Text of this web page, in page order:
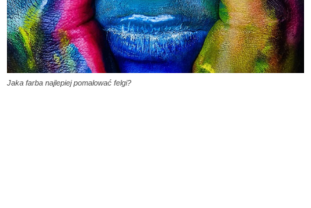
Jaka farba najlepiej pomalować felgi?